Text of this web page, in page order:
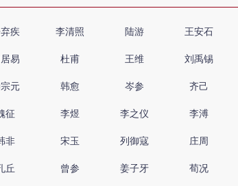
疾 李清照 陆游 王安石
易 杜甫 王维 刘禹锡
元 韩愈 岑参 齐己
征 李煜 李之仪 李溥
非 宋玉 列御寇 庄周
丘 曾参 姜子牙 荀况